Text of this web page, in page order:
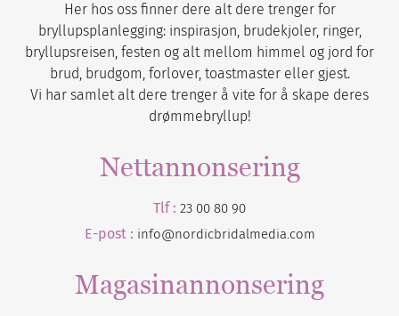
Her hos oss finner dere alt dere trenger for
bryllupsplanlegging: inspirasjon, brudekjoler, ringer,
bryllupsreisen, festen og alt mellom himmel og jord for
brud, brudgom, forlover, toastmaster eller gjest.
Vi har samlet alt dere trenger å vite for å skape deres
drømmebryllup!
Nettannonsering
Tlf : 23 00 80 90
E-post : info@nordicbridalmedia.com
Magasinannonsering